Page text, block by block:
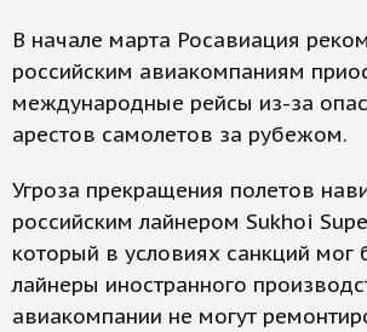
В начале марта Росавиация
российским авиакомпаниям
международные рейсы из-за
арестов самолетов за рубежом.
Угроза прекращения полетов
российским лайнером Sukhoi
который в условиях санкций мог
лайнеры иностранного
авиакомпании не могут